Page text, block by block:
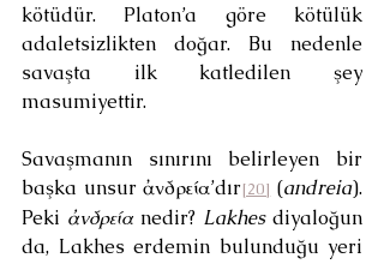
kötüdür. Platon’a göre kötülük
adaletsizlikten doğar. Bu nedenle
savaşta ilk katledilen şey
masumiyettir.
Savaşmanın sınırını belirleyen bir
başka unsur ἀνδρεία’dır[20] (andreia).
Peki ἀνδρεία nedir? Lakhes diyaloğun
da, Lakhes erdemin bulunduğu yeri